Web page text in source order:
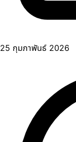
25 กุมภาพันธ์ 2026